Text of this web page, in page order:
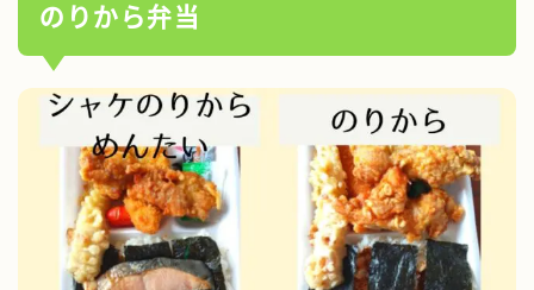
のりから弁当